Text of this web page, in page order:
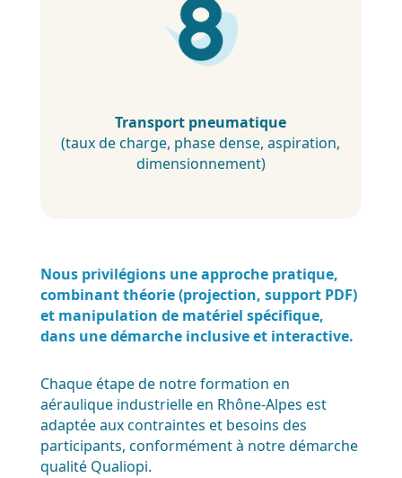
Transport pneumatique
(taux de charge, phase dense, aspiration,
dimensionnement)
Nous privilégions une approche pratique,
combinant théorie (projection, support PDF)
et manipulation de matériel spécifique,
dans une démarche inclusive et interactive.
Chaque étape de notre formation en
aéraulique industrielle en Rhône-Alpes est
adaptée aux contraintes et besoins des
participants, conformément à notre démarche
qualité Qualiopi.